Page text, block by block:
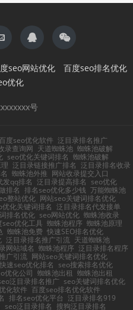
seo网站优化
百度seo排名优化
优化
号
度seo优化软件 泛目录排名推广
录查询网 天道蜘蛛池 蜘蛛池破解
seo优化关键词排名 蜘蛛池破解
泛目录链接推广排名 泛目录排名收录
蜘蛛池外推 网站收录提交入口
发qq排名 泛目录提高排名 seo优化
排名 排名seo优化多少钱 万能蜘蛛池
整站优化 网站seo关键词排名优化
优化关键词排名 泛目录排名代发接单
排名优化 seo网站优化 蜘蛛池收录
seo优化工具 蜘蛛池程序 蜘蛛池原理
蜘蛛池免费 快速SEO排名优化
泛目录排名推广引流 天道蜘蛛池
网站域名 蜘蛛池程序 泛目录排名程序
广引流 网站seo关键词排名优化
快速seo优化排名 seo搜索排名优化
优化公司 蜘蛛池出租 蜘蛛池出租
泛目录排名推广 seo关键词排名优化
化软件 百度seo排名优化软件
排名seo优化平台 泛目录排名919
seo泛目录排名 搜狗泛目录排名